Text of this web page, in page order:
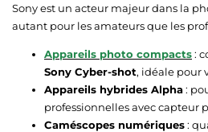
Sony est un acteur majeur dans la
autant pour les amateurs que les
Appareils photo compacts:
Sony Cyber-shot, idéale pour
Appareils hybrides Alpha:
professionnelles avec capteur
Caméscopes numériques: